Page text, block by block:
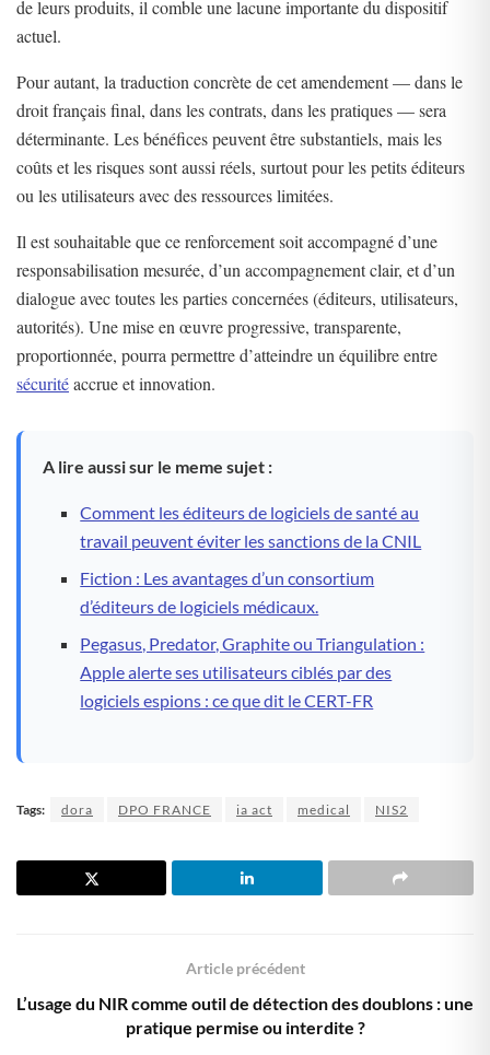
de leurs produits, il comble une lacune importante du dispositif
actuel.
Pour autant, la traduction concrète de cet amendement — dans le
droit français final, dans les contrats, dans les pratiques — sera
déterminante. Les bénéfices peuvent être substantiels, mais les
coûts et les risques sont aussi réels, surtout pour les petits éditeurs
ou les utilisateurs avec des ressources limitées.
Il est souhaitable que ce renforcement soit accompagné d’une
responsabilisation mesurée, d’un accompagnement clair, et d’un
dialogue avec toutes les parties concernées (éditeurs, utilisateurs,
autorités). Une mise en œuvre progressive, transparente,
proportionnée, pourra permettre d’atteindre un équilibre entre
sécuritéaccrue et innovation.
A lire aussi sur le meme sujet :
Comment les éditeurs de logiciels de santé au
travail peuvent éviter les sanctions de la CNIL
Fiction : Les avantages d’un consortium
d’éditeurs de logiciels médicaux.
Pegasus, Predator, Graphite ou Triangulation :
Apple alerte ses utilisateurs ciblés par des
logiciels espions : ce que dit le CERT-FR
Tags: dora DPO FRANCE ia act medical NIS2
Article précédent
L’usage du NIR comme outil de détection des doublons : une
pratique permise ou interdite ?